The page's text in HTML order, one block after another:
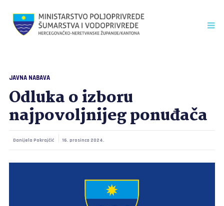
JAVNA NABAVA
Odluka o izboru
najpovoljnijeg ponuđača
Danijela Pokrajčić 16. prosinca 2024.